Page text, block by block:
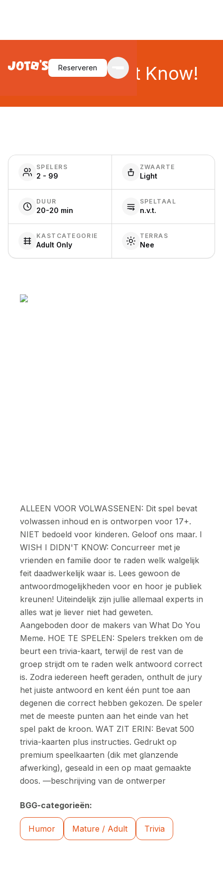
Reserveren
I Wish I Didn't Know!
SPELERS
2 - 99
ZWAARTE
Light
DUUR
20-20 min
SPELTAAL
n.v.t.
KASTCATEGORIE
Adult Only
TERRAS
Nee
ALLEEN VOOR VOLWASSENEN: Dit spel bevat
volwassen inhoud en is ontworpen voor 17+.
NIET bedoeld voor kinderen. Geloof ons maar. I
WISH I DIDN'T KNOW: Concurreer met je
vrienden en familie door te raden welk walgelijk
feit daadwerkelijk waar is. Lees gewoon de
antwoordmogelijkheden voor en hoor je publiek
kreunen! Uiteindelijk zijn jullie allemaal experts in
alles wat je liever niet had geweten.
Aangeboden door de makers van What Do You
Meme. HOE TE SPELEN: Spelers trekken om de
beurt een trivia-kaart, terwijl de rest van de
groep strijdt om te raden welk antwoord correct
is. Zodra iedereen heeft geraden, onthult de jury
het juiste antwoord en kent één punt toe aan
degenen die correct hebben gekozen. De speler
met de meeste punten aan het einde van het
spel pakt de kroon. WAT ZIT ERIN: Bevat 500
trivia-kaarten plus instructies. Gedrukt op
premium speelkaarten (dik met glanzende
afwerking), geseald in een op maat gemaakte
doos. —beschrijving van de ontwerper
BGG-categorieën:
Humor Mature / Adult Trivia